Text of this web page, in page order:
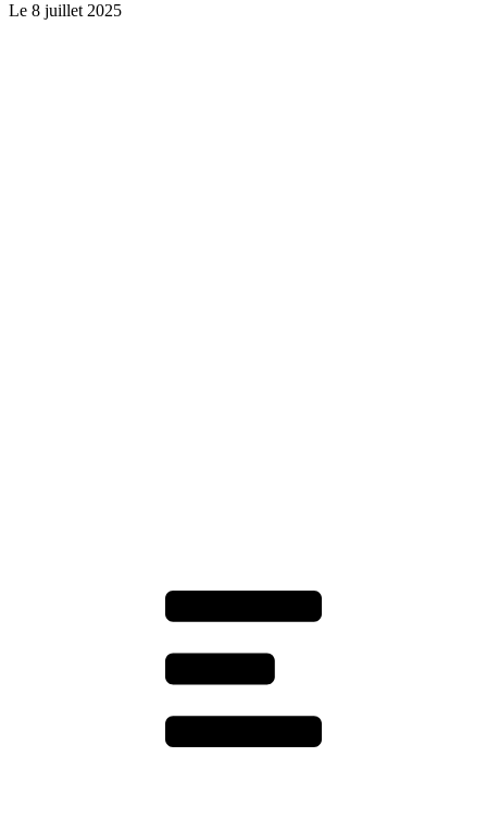
Le 8 juillet 2025